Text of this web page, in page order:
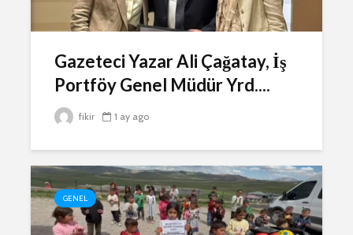
Gazeteci Yazar Ali Çağatay, İş
Portföy Genel Müdür Yrd....
fikir 1 ay ago
GENEL